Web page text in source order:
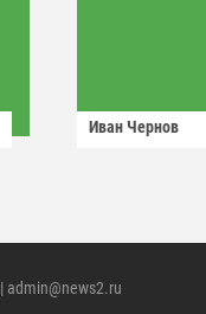
Иван Чернов
| admin@news2.ru